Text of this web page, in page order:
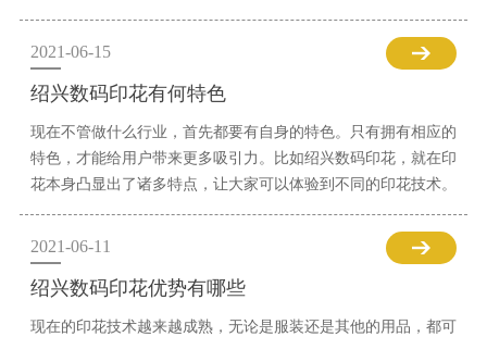
2021-06-15
绍兴数码印花有何特色
现在不管做什么行业，首先都要有自身的特色。只有拥有相应的
特色，才能给用户带来更多吸引力。比如绍兴数码印花，就在印
花本身凸显出了诸多特点，让大家可以体验到不同的印花技术。
2021-06-11
绍兴数码印花优势有哪些
现在的印花技术越来越成熟，无论是服装还是其他的用品，都可